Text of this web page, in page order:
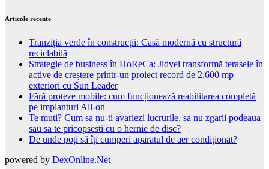
Articole recente
Tranziția verde în construcții: Casă modernă cu structură
reciclabilă
Strategie de business în HoReCa: Jidvei transformă terasele în
active de creștere printr-un proiect record de 2.600 mp
exteriori cu Sun Leader
Fără proteze mobile: cum funcționează reabilitarea completă
pe implanturi All-on
Te muti? Cum sa nu-ti avariezi lucrurile, sa nu zgarii podeaua
sau sa te pricopsesti cu o hernie de disc?
De unde poți să îți cumperi aparatul de aer condiționat?
powered by DexOnline.Net